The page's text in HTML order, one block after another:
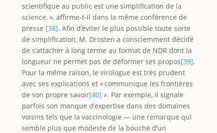
scientifique au public est une simplification de la
science. », affirme-t-il dans la même conférence de
presse [38]. Afin d’éviter le plus possible toute sorte
de simplification, M. Drosten a consciemment décidé
de s’attacher à long terme au format de NDR dont la
longueur ne permet pas de déformer ses propos[39].
Pour la même raison, le virologue est très prudent
avec ses explications et « communique les frontières
de son propre savoir[40] ». Par exemple, il signale
parfois son manque d’expertise dans des domaines
voisins tels que la vaccinologie — une remarque qui
semble plus que modeste de la bouche d’un